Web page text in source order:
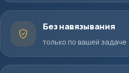
Без навязывания
только по вашей задаче